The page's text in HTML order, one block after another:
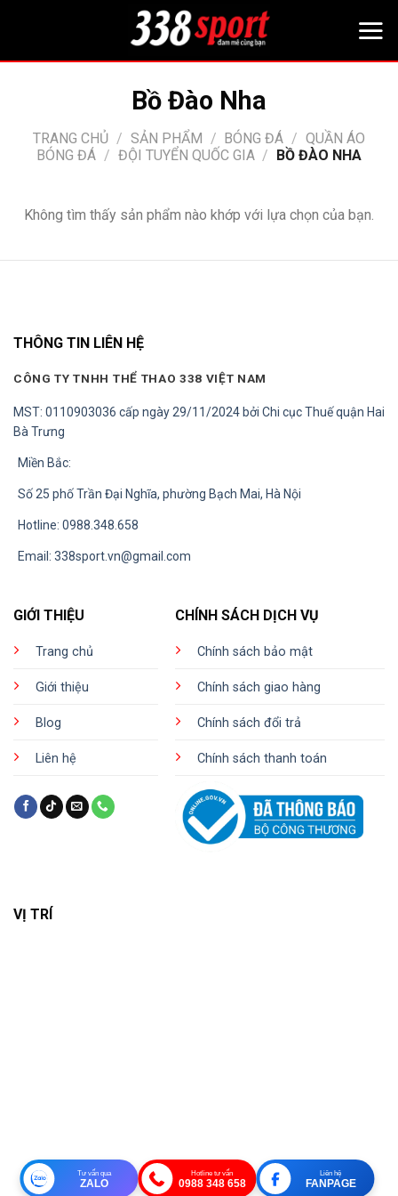
Bồ Đào Nha
TRANG CHỦ / SẢN PHẨM / BÓNG ĐÁ / QUẦN ÁO
BÓNG ĐÁ / ĐỘI TUYỂN QUỐC GIA / BỒ ĐÀO NHA
Không tìm thấy sản phẩm nào khớp với lựa chọn của bạn.
THÔNG TIN LIÊN HỆ
CÔNG TY TNHH THỂ THAO 338 VIỆT NAM
MST: 0110903036 cấp ngày 29/11/2024 bởi Chi cục Thuế quận Hai
Bà Trưng
Miền Bắc:
Số 25 phố Trần Đại Nghĩa, phường Bạch Mai, Hà Nội
Hotline: 0988.348.658
Email: 338sport.vn@gmail.com
GIỚI THIỆU
Trang chủ
Giới thiệu
Blog
Liên hệ
CHÍNH SÁCH DỊCH VỤ
Chính sách bảo mật
Chính sách giao hàng
Chính sách đổi trả
Chính sách thanh toán
VỊ TRÍ
Tư vấn qua
ZALO
Hotline tư vấn
0988 348 658
Liên hệ
FANPAGE